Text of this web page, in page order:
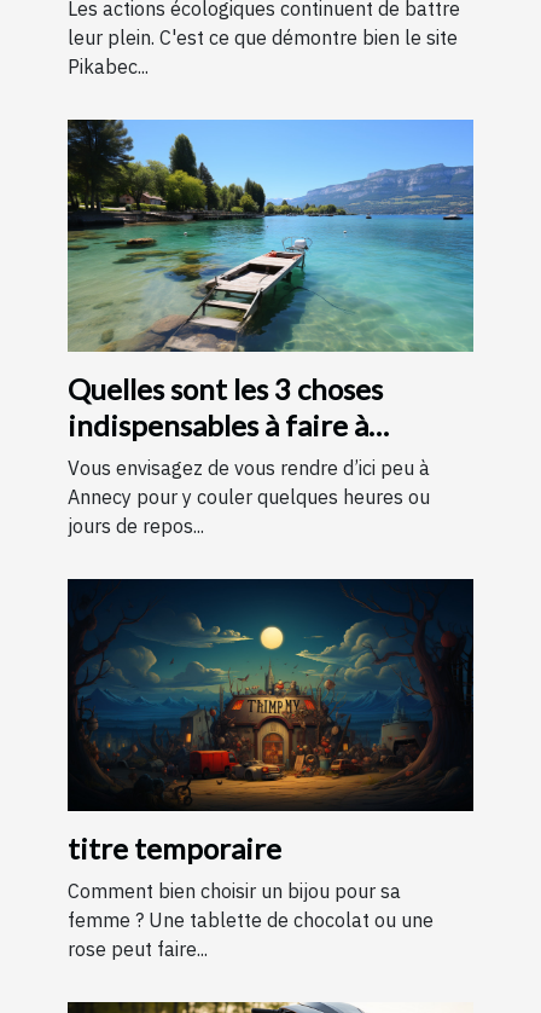
Les actions écologiques continuent de battre
leur plein. C'est ce que démontre bien le site
Pikabec...
Quelles sont les 3 choses
indispensables à faire à
Annecy ?
Vous envisagez de vous rendre d’ici peu à
Annecy pour y couler quelques heures ou
jours de repos...
titre temporaire
Comment bien choisir un bijou pour sa
femme ? Une tablette de chocolat ou une
rose peut faire...